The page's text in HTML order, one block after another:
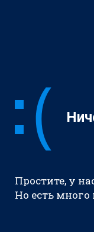
Простите, у
Но есть много